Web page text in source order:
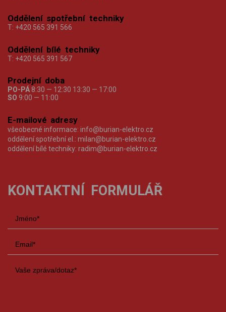
Oddělení spotřební techniky
T: +420 565 391 566
Oddělení bílé techniky
T: +420 565 391 567
Prodejní doba
PO-PÁ 8:30 — 12:30 13:30 — 17:00
SO 9:00 — 11:00
E-mailové adresy
všeobecné informace: info@burian-elektro.cz
oddělení spotřební el.: milan@burian-elektro.cz
oddělení bílé techniky: radim@burian-elektro.cz
KONTAKTNÍ FORMULÁŘ